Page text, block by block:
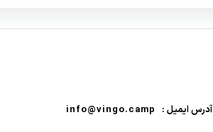
آدرس ایمیل : info@vingo.camp